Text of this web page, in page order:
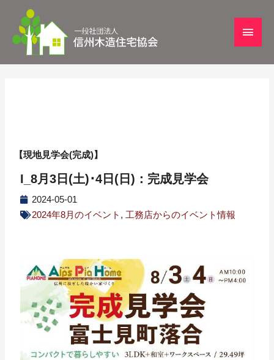
【現地見学会(完成)】
I_8月3日(土)･4日(日)：完成見学会
2024-05-01
2024年8月のイベント , 工務店からのイベント情報